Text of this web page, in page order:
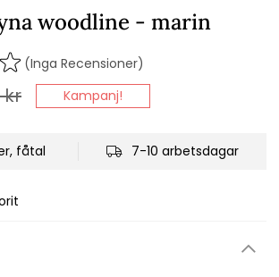
woodline - marin
(Inga Recensioner)
kr Kampanj!
fåtal 7-10 arbetsdagar